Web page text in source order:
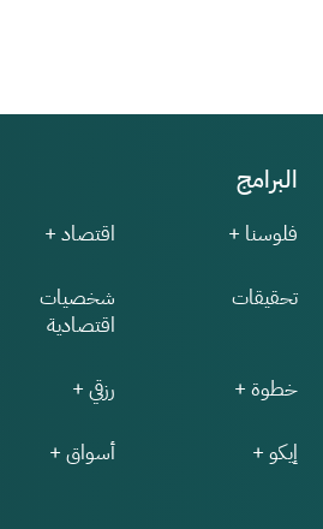
البرامج
فلوسنا + اقتصاد +
تحقيقات
شخصيات
اقتصادية
خطوة + رزقي +
إيكو + أسواق +